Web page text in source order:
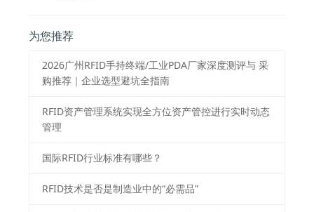
为您推荐
2026⼴州RFID⼿持终端/⼯业PDA⼚家深度测评与 采
购推荐｜企业选型避坑全指南
RFID资产管理系统实现全方位资产管控进行实时动态
管理
国际RFID行业标准有哪些？
RFID技术是否是制造业中的“必需品”